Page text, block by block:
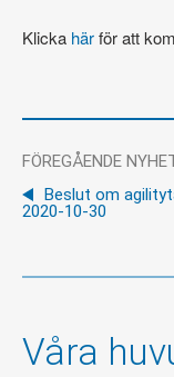
Klicka härför att
FÖREGÅENDE
Beslut om
2020-10-30
Våra